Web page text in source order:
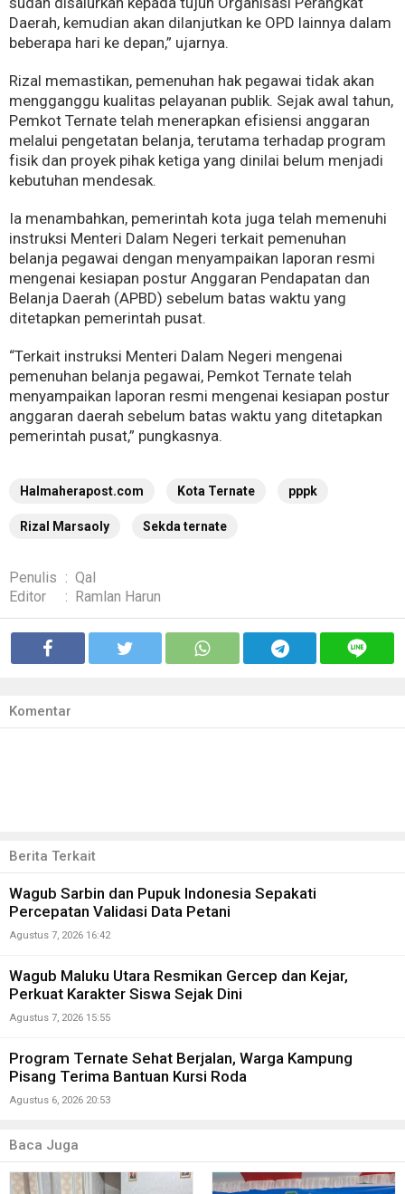
Daerah, kemudian akan dilanjutkan ke OPD lainnya dalam
beberapa hari ke depan,” ujarnya.
Rizal memastikan, pemenuhan hak pegawai tidak akan
mengganggu kualitas pelayanan publik. Sejak awal tahun,
Pemkot Ternate telah menerapkan efisiensi anggaran
melalui pengetatan belanja, terutama terhadap program
fisik dan proyek pihak ketiga yang dinilai belum menjadi
kebutuhan mendesak.
Ia menambahkan, pemerintah kota juga telah memenuhi
instruksi Menteri Dalam Negeri terkait pemenuhan
belanja pegawai dengan menyampaikan laporan resmi
mengenai kesiapan postur Anggaran Pendapatan dan
Belanja Daerah (APBD) sebelum batas waktu yang
ditetapkan pemerintah pusat.
“Terkait instruksi Menteri Dalam Negeri mengenai
pemenuhan belanja pegawai, Pemkot Ternate telah
menyampaikan laporan resmi mengenai kesiapan postur
anggaran daerah sebelum batas waktu yang ditetapkan
pemerintah pusat,” pungkasnya.
Halmaherapost.com Kota Ternate pppk
Rizal Marsaoly Sekda ternate
Penulis : Qal
Editor
: Ramlan Harun
Komentar
Berita Terkait
Wagub Sarbin dan Pupuk Indonesia Sepakati
Percepatan Validasi Data Petani
Agustus 7, 2026 16:42
Wagub Maluku Utara Resmikan Gercep dan Kejar,
Perkuat Karakter Siswa Sejak Dini
Agustus 7, 2026 15:55
Program Ternate Sehat Berjalan, Warga Kampung
Pisang Terima Bantuan Kursi Roda
Agustus 6, 2026 20:53
Baca Juga